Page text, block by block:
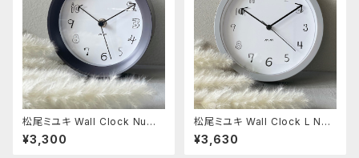
松尾ミユキ Wall Clock Numb
ers Charcoal
¥3,300
松尾ミユキ Wall Clock L Nu
mbers Gray
¥3,630